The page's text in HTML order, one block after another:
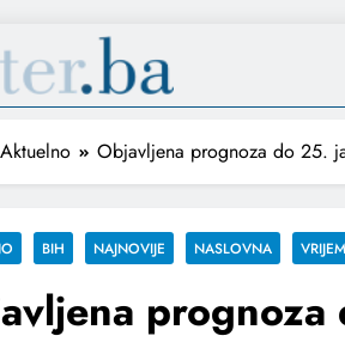
Aktuelno Objavljena prognoza do 25.
BIH NAJNOVIJE NASLOVNA